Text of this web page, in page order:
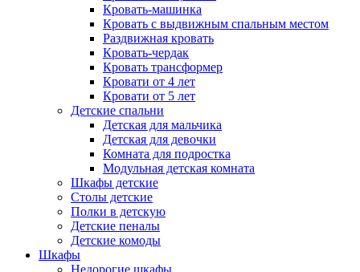
Кровать-машинка
Кровать с выдвижным спальным местом
Раздвижная кровать
Кровать-чердак
Кровать трансформер
Кровати от 4 лет
Кровати от 5 лет
Детские спальни
Детская для мальчика
Детская для девочки
Комната для подростка
Модульная детская комната
Шкафы детские
Столы детские
Полки в детскую
Детские пеналы
Детские комоды
Шкафы
Недорогие шкафы